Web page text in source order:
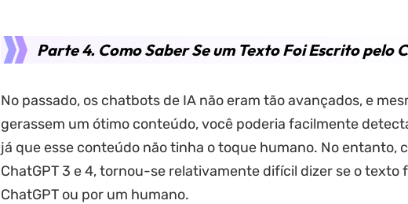
Parte 4. Como Saber Se um Texto Foi Escrito pelo
No passado, os chatbots de IA não eram tão avançados, e
gerassem um ótimo conteúdo, você poderia facilmente
já que esse conteúdo não tinha o toque humano. No entanto,
ChatGPT 3 e 4, tornou-se relativamente difícil dizer se o texto
ChatGPT ou por um humano.